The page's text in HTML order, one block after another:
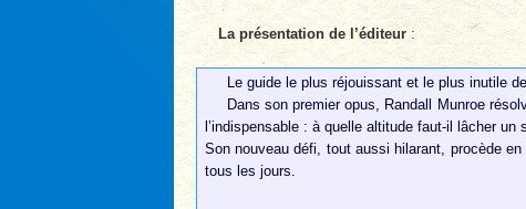
La présentation de l’éditeur:
Le guide le plus réjouissant et le plus inutile
Dans son premier opus, Randall Munroe
l’indispensable : à quelle altitude faut-il lâcher
Son nouveau défi, tout aussi hilarant, procède
tous les jours.